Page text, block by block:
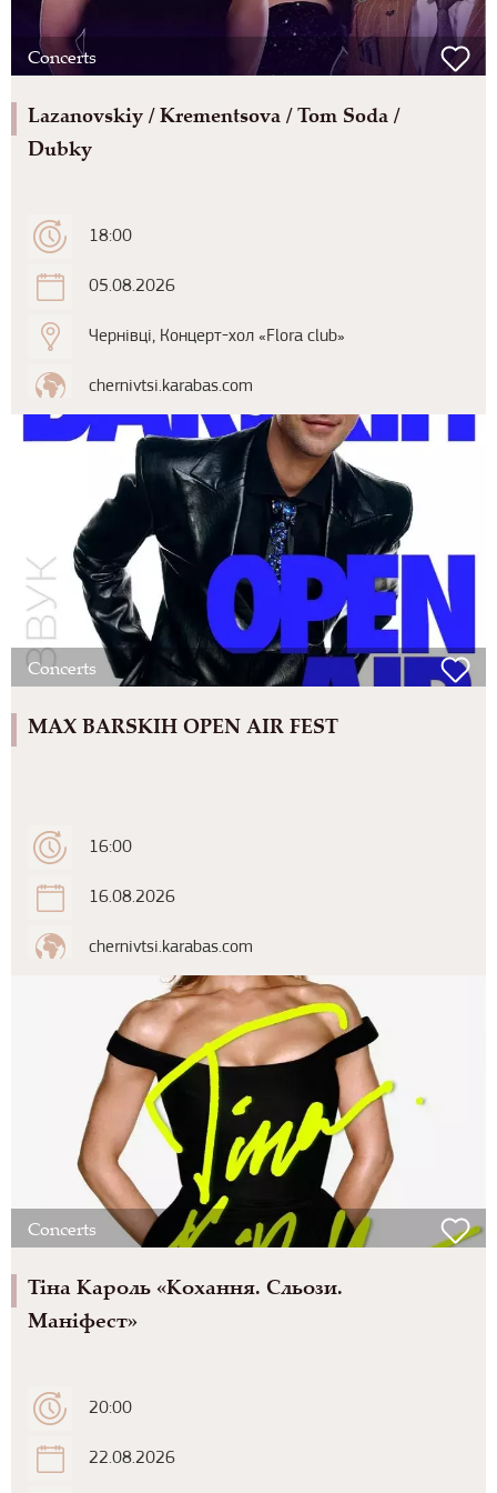
Concerts
Lazanovskiy / Krementsova / Tom Soda /
Dubky
18:00
05.08.2026
Чернівці, Концерт-хол «Flora club»
chernivtsi.karabas.com
Concerts
MAX BARSKIH OPEN AIR FEST
16:00
16.08.2026
chernivtsi.karabas.com
Concerts
Тіна Кароль «Кохання. Сльози.
Маніфест»
20:00
22.08.2026